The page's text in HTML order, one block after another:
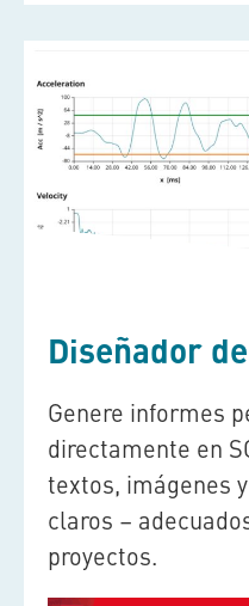
Diseñador
Genere informes
directamente en
textos, imágenes
claros –
proyectos.